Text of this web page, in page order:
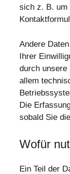
sich z. B. um
Andere
Ihrer
durch
allem
Die
sobald Sie
Wofür
Ein Teil der